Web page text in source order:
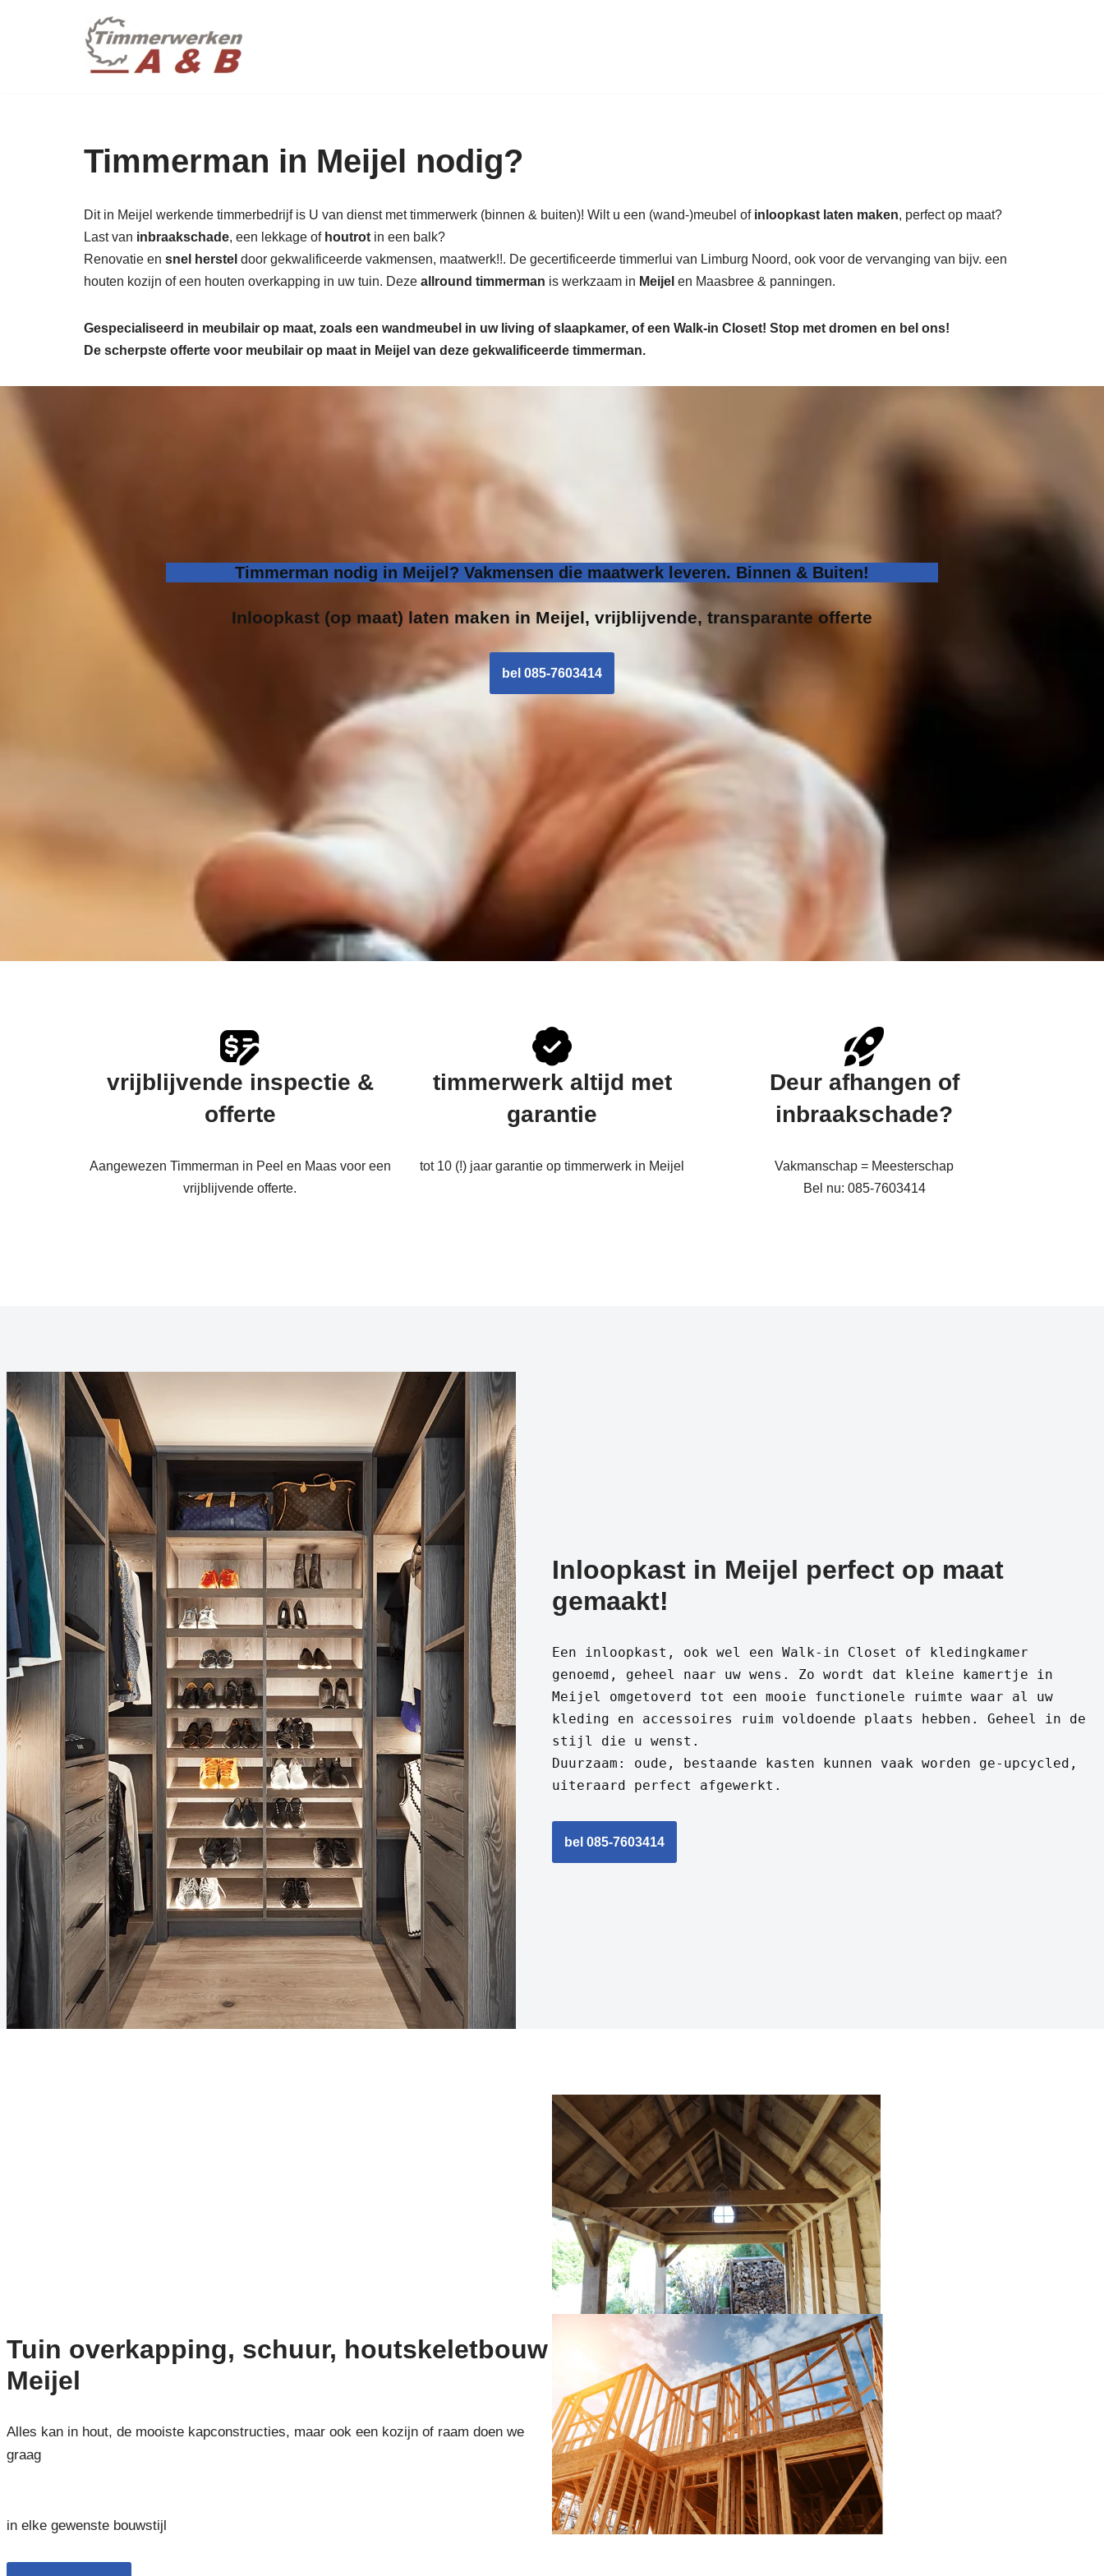
Timmerman in Meijel nodig?
Dit in Meijel werkende timmerbedrijf is U van dienst met timmerwerk (binnen & buiten)! Wilt u een (wand-)meubel of inloopkast laten maken, perfect op maat?
Last van inbraakschade, een lekkage of houtrot in een balk?
Renovatie en snel herstel door gekwalificeerde vakmensen, maatwerk!!. De gecertificeerde timmerlui van Limburg Noord, ook voor de vervanging van bijv. een
houten kozijn of een houten overkapping in uw tuin. Deze allround timmerman is werkzaam in Meijel en Maasbree & panningen.
Gespecialiseerd in meubilair op maat, zoals een wandmeubel in uw living of slaapkamer, of een Walk-in Closet! Stop met dromen en bel ons!
De scherpste offerte voor meubilair op maat in Meijel van deze gekwalificeerde timmerman.
Timmerman nodig in Meijel? Vakmensen die maatwerk leveren. Binnen & Buiten!
Inloopkast (op maat) laten maken in Meijel, vrijblijvende, transparante offerte
bel 085-7603414
vrijblijvende inspectie &
offerte
Aangewezen Timmerman in Peel en Maas voor een
vrijblijvende offerte.
timmerwerk altijd met
garantie
tot 10 (!) jaar garantie op timmerwerk in Meijel
Deur afhangen of
inbraakschade?
Vakmanschap = Meesterschap
Bel nu: 085-7603414
Inloopkast in Meijel perfect op maat
gemaakt!
Een inloopkast, ook wel een Walk-in Closet of kledingkamer
genoemd, geheel naar uw wens. Zo wordt dat kleine kamertje in
Meijel omgetoverd tot een mooie functionele ruimte waar al uw
kleding en accessoires ruim voldoende plaats hebben. Geheel in de
stijl die u wenst.
Duurzaam: oude, bestaande kasten kunnen vaak worden ge-upcycled,
uiteraard perfect afgewerkt.
bel 085-7603414
Tuin overkapping, schuur, houtskeletbouw
Meijel
Alles kan in hout, de mooiste kapconstructies, maar ook een kozijn of raam doen we
graag
in elke gewenste bouwstijl